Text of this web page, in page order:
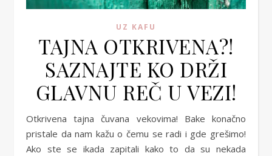
UZ KAFU
TAJNA OTKRIVENA?!
SAZNAJTE KO DRŽI
GLAVNU REČ U VEZI!
Otkrivena tajna čuvana vekovima! Bake konačno
pristale da nam kažu o čemu se radi i gde grešimo!
Ako ste se ikada zapitali kako to da su nekada